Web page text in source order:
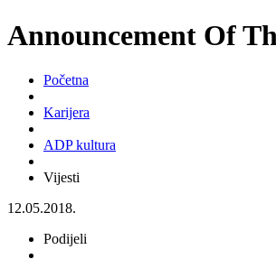
Announcement Of
Početna
Karijera
ADP kultura
Vijesti
12.05.2018.
Podijeli